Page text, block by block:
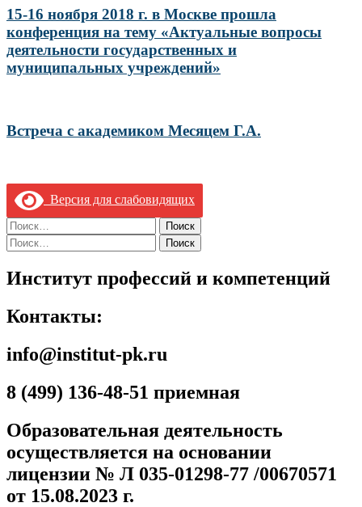
15-16 ноября 2018 г. в Москве прошла
конференция на тему «Актуальные вопросы
деятельности государственных и
муниципальных учреждений»
Встреча с академиком Месяцем Г.А.
Версия для слабовидящих
Найти:
Найти:
Институт профессий и компетенций
Контакты:
info@institut-pk.ru
8 (499) 136-48-51 приемная
Образовательная деятельность
осуществляется на основании
лицензии № Л 035-01298-77 /00670571
от 15.08.2023 г.